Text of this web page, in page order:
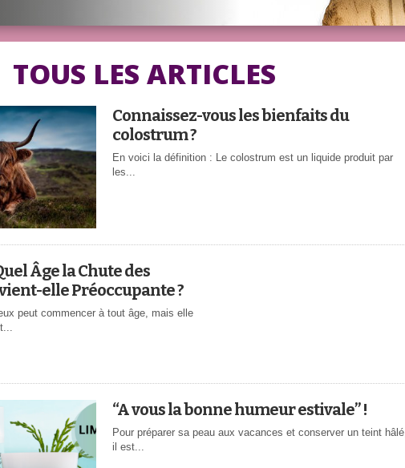
TOUS LES ARTICLES
Connaissez-vous les bienfaits du
colostrum ?
En voici la définition : Le colostrum est un liquide produit par
les...
Âge la Chute des
elle Préoccupante ?
peut commencer à tout âge, mais elle
“A vous la bonne humeur estivale” !
Pour préparer sa peau aux vacances et conserver un teint hâlé,
il est...